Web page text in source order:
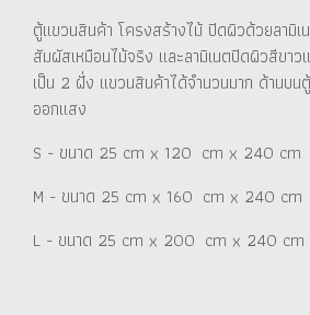
ตู้แขวนสินค้า โครงสร้างไม้ ปิดผิวด้วยลามิเ
สัมผัสเหมือนไม้จริง และลามิเนตปิดผิวสีขาว
เป็น 2 ฝั่ง แขวนสินค้าได้จำนวนมาก ด้านบ
ออกแสง
S - ขนาด 25 cm x 120 cm x 240 cm
M - ขนาด 25 cm x 160 cm x 240 cm
L - ขนาด 25 cm x 200 cm x 240 cm